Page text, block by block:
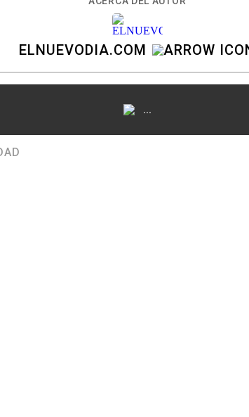
ELNUEVODIA.COM
...